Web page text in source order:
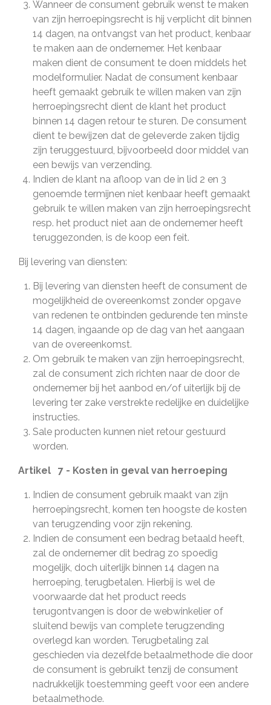
Wanneer de consument gebruik wenst te maken
van zijn herroepingsrecht is hij verplicht dit binnen
14 dagen, na ontvangst van het product, kenbaar
te maken aan de ondernemer. Het kenbaar
maken dient de consument te doen middels het
modelformulier. Nadat de consument kenbaar
heeft gemaakt gebruik te willen maken van zijn
herroepingsrecht dient de klant het product
binnen 14 dagen retour te sturen. De consument
dient te bewijzen dat de geleverde zaken tijdig
zijn teruggestuurd, bijvoorbeeld door middel van
een bewijs van verzending.
Indien de klant na afloop van de in lid 2 en 3
genoemde termijnen niet kenbaar heeft gemaakt
gebruik te willen maken van zijn herroepingsrecht
resp. het product niet aan de ondernemer heeft
teruggezonden, is de koop een feit.
Bij levering van diensten:
Bij levering van diensten heeft de consument de
mogelijkheid de overeenkomst zonder opgave
van redenen te ontbinden gedurende ten minste
14 dagen, ingaande op de dag van het aangaan
van de overeenkomst.
Om gebruik te maken van zijn herroepingsrecht,
zal de consument zich richten naar de door de
ondernemer bij het aanbod en/of uiterlijk bij de
levering ter zake verstrekte redelijke en duidelijke
instructies.
Sale producten kunnen niet retour gestuurd
worden.
Artikel 7 - Kosten in geval van herroeping
Indien de consument gebruik maakt van zijn
herroepingsrecht, komen ten hoogste de kosten
van terugzending voor zijn rekening.
Indien de consument een bedrag betaald heeft,
zal de ondernemer dit bedrag zo spoedig
mogelijk, doch uiterlijk binnen 14 dagen na
herroeping, terugbetalen. Hierbij is wel de
voorwaarde dat het product reeds
terugontvangen is door de webwinkelier of
sluitend bewijs van complete terugzending
overlegd kan worden. Terugbetaling zal
geschieden via dezelfde betaalmethode die door
de consument is gebruikt tenzij de consument
nadrukkelijk toestemming geeft voor een andere
betaalmethode.